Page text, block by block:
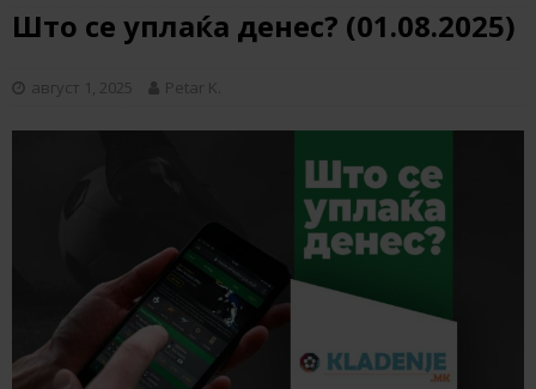
Што се уплаќа денес? (01.08.2025)
август 1, 2025 Petar K.